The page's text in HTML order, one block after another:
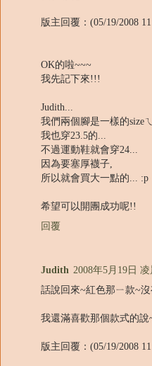
版主回覆：(05/19/2008
OK的啦~~~
我先記下來!!!
Judith...
我們兩個腳是一樣的size
我也穿23.5的...
不過運動鞋就會穿24...
因為要塞厚襪子,
所以就會買大一點的... :p
希望可以開團成功呢!!
回覆
Judith 2008年5月19日
話說回來~紅色那ㄧ款~
我還滿喜歡那個款式的說
版主回覆：(05/19/2008